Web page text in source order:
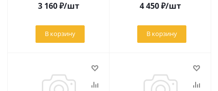
3 160₽/шт
В корзину
4 450₽/шт
В корзину